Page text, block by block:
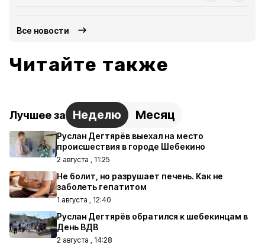
Все новости
Читайте также
Лучшее за Неделю Месяц
Руслан Дегтярёв выехал на место
происшествия в городе Шебекино
2 августа , 11:25
Не болит, но разрушает печень. Как не
заболеть гепатитом
1 августа , 12:40
Руслан Дегтярёв обратился к шебекинцам в
День ВДВ
2 августа , 14:28